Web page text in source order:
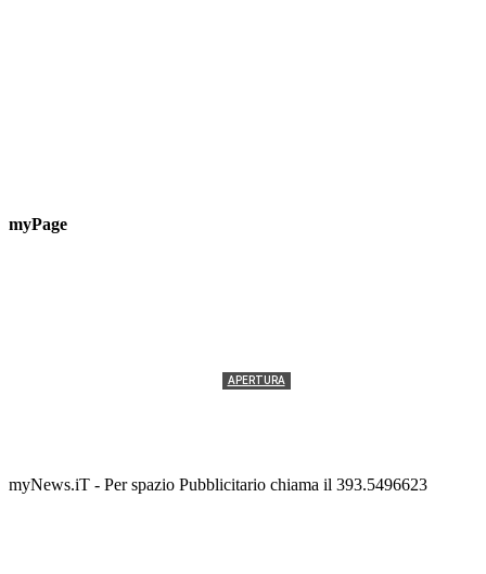
myPage
APERTURA
myNews.iT - Per spazio Pubblicitario chiama il 393.5496623